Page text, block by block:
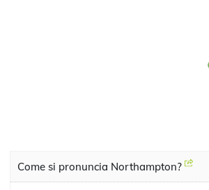
Come si pronuncia Northampton?